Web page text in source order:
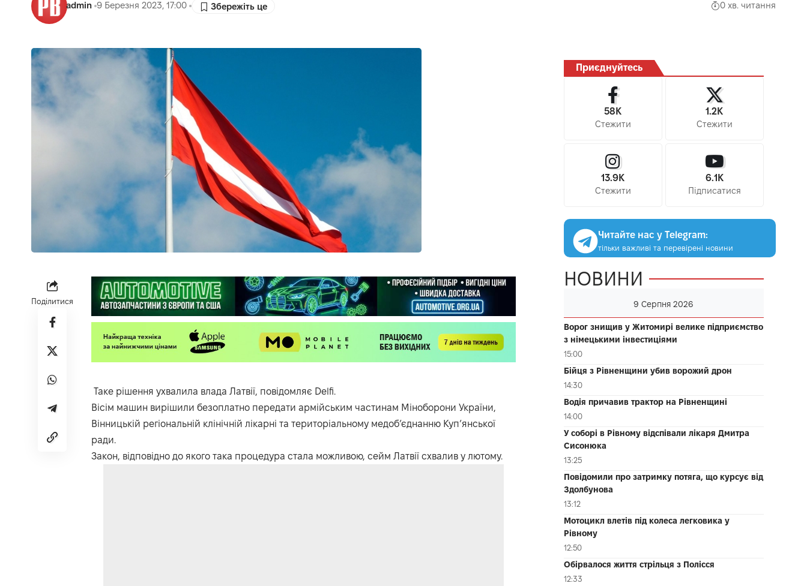
admin 9 Березня 2023, 17:00 0 хв. читання
Поділитися
Таке рішення ухвалила влада Латвії, повідомляє Delfi.
Вісім машин вирішили безоплатно передати армійським частинам Міноборони України,
Вінницькій регіональній клінічній лікарні та територіальному медоб’єднанню Куп’янської
ради.
Закон, відповідно до якого така процедура стала можливою, сейм Латвії схвалив у лютому.
Приєднуйтесь
58K
Стежити
1.2K
Стежити
13.9K
Стежити
6.1K
Підписатися
Читайте нас у Telegram:
тільки важливі та перевірені новини
НОВИНИ
9 Серпня 2026
Ворог знищив у Житомирі велике підприємство
з німецькими інвестиціями
15:00
Бійця з Рівненщини убив ворожий дрон
14:30
Водія причавив трактор на Рівненщині
14:00
У соборі в Рівному відспівали лікаря Дмитра
Сисонюка
13:25
Повідомили про затримку потяга, що курсує від
Здолбунова
13:12
Мотоцикл влетів під колеса легковика у
Рівному
12:50
Обірвалося життя стрільця з Полісся
12:33